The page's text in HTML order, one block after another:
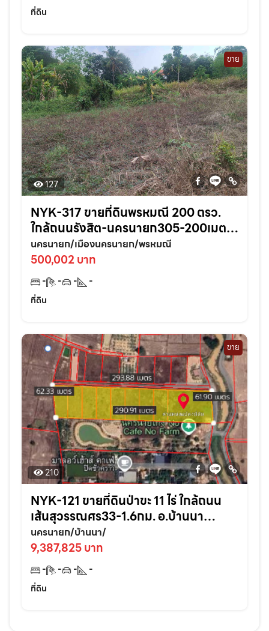
ที่ดิน
ขาย
127
NYK-317 ขายที่ดินพรหมณี 200 ตรว.
ใกล้ถนนรังสิต-นครนายก305-200เมตร
อ.เมืองนครนายก
นครนายก/เมืองนครนายก/พรหมณี
500,002 บาท
- - -
-
ที่ดิน
ขาย
210
NYK-121 ขายที่ดินป่าขะ 11 ไร่ ใกล้ถนน
เส้นสุวรรณศร33-1.6กม. อ.บ้านนา
จ.นครนายก
นครนายก/บ้านนา/
9,387,825 บาท
- - -
-
ที่ดิน